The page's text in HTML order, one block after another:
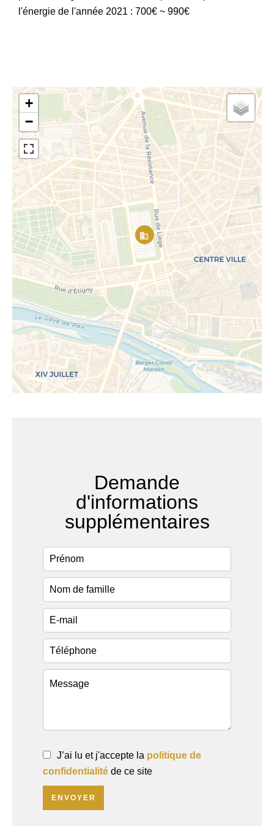
l'énergie de l'année 2021 : 700€ ~ 990€
+
−
Demande
d'informations
supplémentaires
J’ai lu et j'accepte la politique de
confidentialité de ce site
ENVOYER